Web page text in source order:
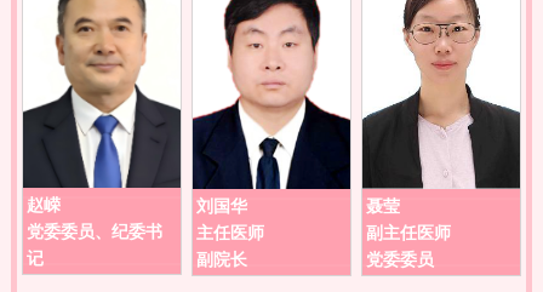
赵嵘
党委委员、纪委书
记
刘国华
主任医师
副院长
聂莹
副主任医师
党委委员